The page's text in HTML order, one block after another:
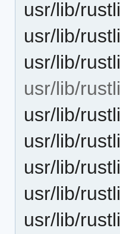
usr/lib/
usr/lib/
usr/lib/
usr/lib/
usr/lib/
usr/lib/
usr/lib/
usr/lib/
usr/lib/